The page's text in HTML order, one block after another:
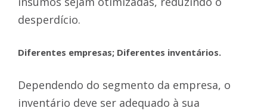
desperdício.
Diferentes empresas; Diferentes inventários.
Dependendo do segmento da empresa, o
inventário deve ser adequado à sua